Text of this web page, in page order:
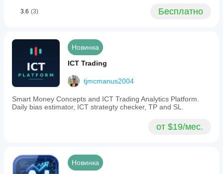
3.6 (3) Бесплатно
Новинка
ICT Trading
tjmcmanus2004
Smart Money Concepts and ICT Trading Analytics Platform.
Daily bias estimator, ICT strategty checker, TP and SL.
от $19/мес.
Новинка